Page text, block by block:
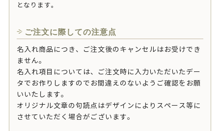
となります。
ご注文に際しての注意点
名入れ商品につき、ご注文後のキャンセルはお受けでき
ません。
名入れ項目については、ご注文時に入力いただいたデー
タでお作りしますのでお間違えのないようご確認をお願
いいたします。
オリジナル文章の句読点はデザインによりスペース等に
させていただく場合がございます。